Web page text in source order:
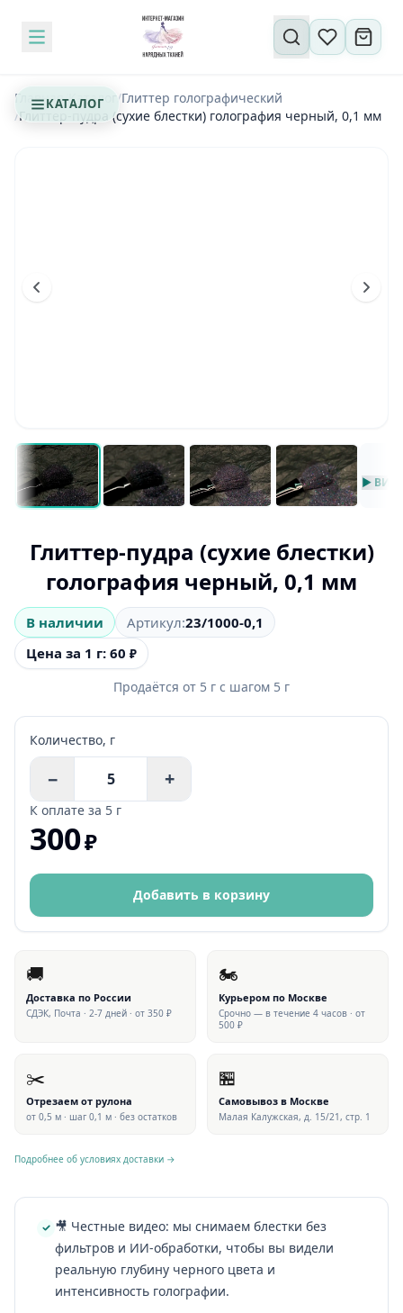
КАТАЛОГ
Поиск по сайту
Главная/Каталог/Глиттер голографический
/Глиттер-пудра (сухие блестки) голография черный, 0,1 мм
▶
Глиттер-пудра (сухие блестки)
голография черный, 0,1 мм
В наличии Артикул:23/1000-0,1
Цена за 1 г: 60 ₽
Продаётся от 5 г с шагом 5 г
Количество, г
− +
К оплате за 5 г
300₽
Добавить в корзину
🚚
Доставка по России
СДЭК, Почта · 2-7 дней · от 350 ₽
🏍
Курьером по Москве
Срочно — в течение 4 часов · от
500 ₽
✂️
Отрезаем от рулона
от 0,5 м · шаг 0,1 м · без остатков
🏪
Самовывоз в Москве
Малая Калужская, д. 15/21, стр. 1
Подробнее об условиях доставки →
🎥 Честные видео: мы снимаем блестки без
фильтров и ИИ-обработки, чтобы вы видели
реальную глубину черного цвета и
интенсивность голографии.